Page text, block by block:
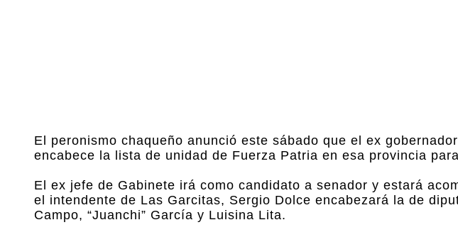
El peronismo chaqueño anunció este sábado que el ex
encabece la lista de unidad de Fuerza Patria en esa provincia
El ex jefe de Gabinete irá como candidato a senador y estará
el intendente de Las Garcitas, Sergio Dolce encabezará la de
Campo, “Juanchi” García y Luisina Lita.